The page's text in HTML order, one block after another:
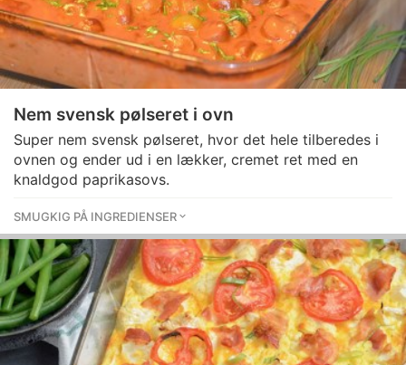
Nem svensk pølseret i ovn
Super nem svensk pølseret, hvor det hele tilberedes i
ovnen og ender ud i en lækker, cremet ret med en
knaldgod paprikasovs.
SMUGKIG PÅ INGREDIENSER